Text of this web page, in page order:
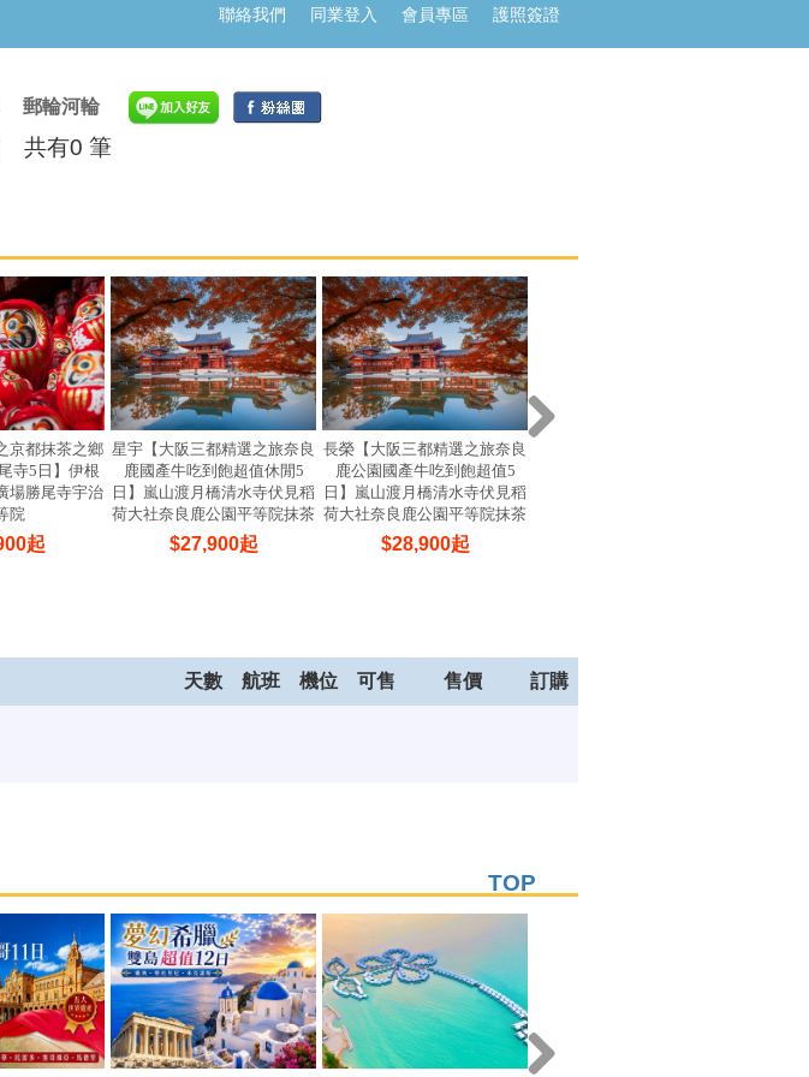
聯絡我們 同業登入 會員專區 護照簽證
郵輪河輪
共有0 筆
京都抹茶之鄉
寺5日】伊根
場勝尾寺宇治
院
起
星宇【大阪三都精選之旅奈良
鹿國產牛吃到飽超值休閒5
日】嵐山渡月橋清水寺伏見稻
荷大社奈良鹿公園平等院抹茶
表參道
$27,900起
長榮【大阪三都精選之旅奈良
鹿公園國產牛吃到飽超值5
日】嵐山渡月橋清水寺伏見稻
荷大社奈良鹿公園平等院抹茶
表參道
$28,900起
天數 航班 機位 可售 售價 訂購
TOP